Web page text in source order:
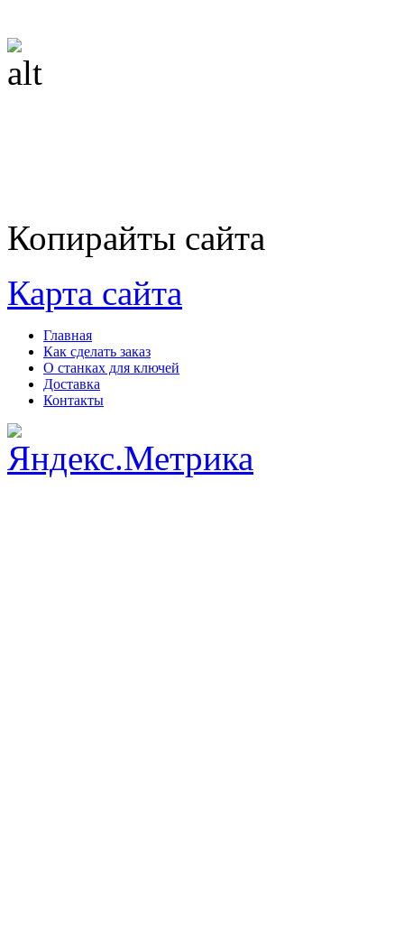
Копирайты сайта
Карта сайта
Главная
Как сделать заказ
О станках для ключей
Доставка
Контакты